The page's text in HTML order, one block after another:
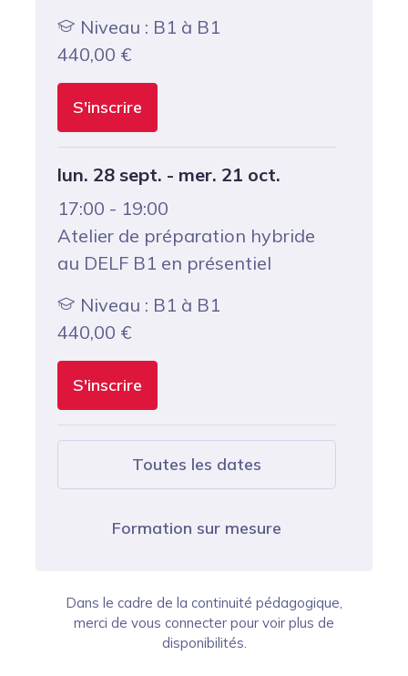
Niveau : B1 à B1
440,00 €
S'inscrire
lun. 28 sept. - mer. 21 oct.
17:00 - 19:00
Atelier de préparation hybride
au DELF B1 en présentiel
Niveau : B1 à B1
440,00 €
S'inscrire
Toutes les dates
Formation sur mesure
Dans le cadre de la continuité pédagogique,
merci de vous connecter pour voir plus de
disponibilités.